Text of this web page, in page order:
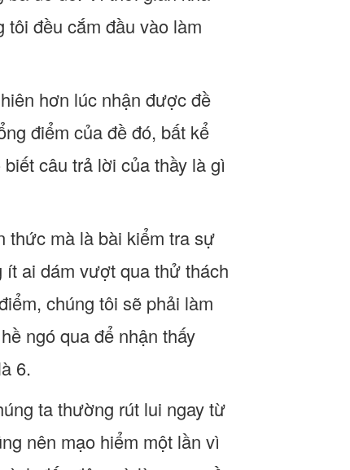
đều cắm đầu vào làm
hơn lúc nhận được đề
điểm của đề đó, bất kể
câu trả lời của thầy là gì
thức mà là bài kiểm tra sự
ai dám vượt qua thử thách
chúng tôi sẽ phải làm
ngó qua để nhận thấy
6.
ta thường rút lui ngay từ
nên mạo hiểm một lần vì